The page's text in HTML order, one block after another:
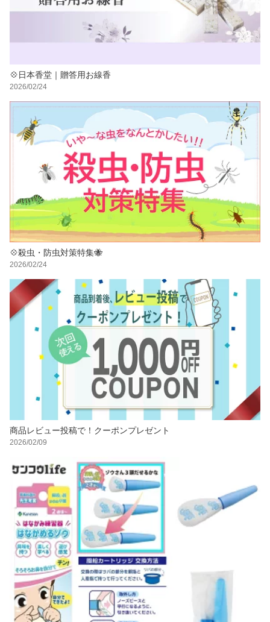
💠日本香堂｜贈答用お線香
2026/02/24
💠殺虫・防虫対策特集🐝
2026/02/24
商品レビュー投稿で！クーポンプレゼント
2026/02/09